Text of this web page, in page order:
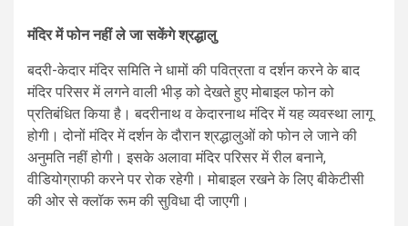
मंदिर में फोन नहीं ले जा सकेंगे श्रद्धालु
बदरी-केदार मंदिर समिति ने धामों की पवित्रता व दर्शन करने के बाद
मंदिर परिसर में लगने वाली भीड़ को देखते हुए मोबाइल फोन को
प्रतिबंधित किया है। बदरीनाथ व केदारनाथ मंदिर में यह व्यवस्था लागू
होगी। दोनों मंदिर में दर्शन के दौरान श्रद्धालुओं को फोन ले जाने की
अनुमति नहीं होगी। इसके अलावा मंदिर परिसर में रील बनाने,
वीडियोग्राफी करने पर रोक रहेगी। मोबाइल रखने के लिए बीकेटीसी
की ओर से क्लॉक रूम की सुविधा दी जाएगी।